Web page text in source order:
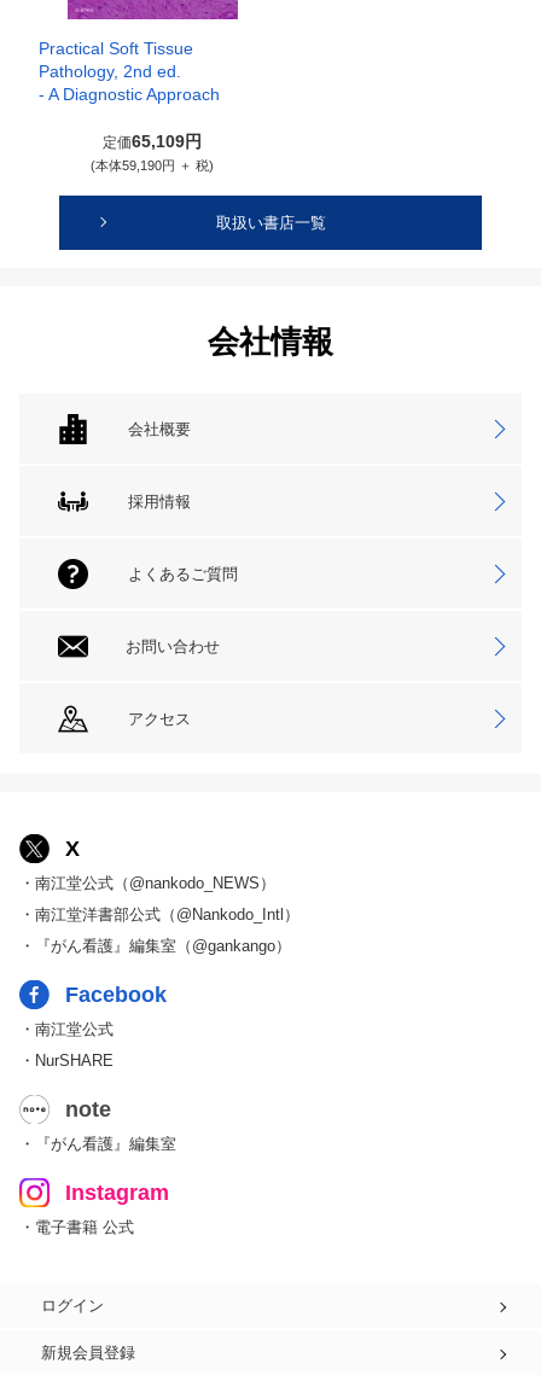
Practical Soft Tissue
Pathology, 2nd ed.
- A Diagnostic Approach
定価65,109円
(本体59,190円 ＋ 税)
取扱い書店一覧
会社情報
会社概要
採用情報
よくあるご質問
お問い合わせ
アクセス
X
・南江堂公式（@nankodo_NEWS）
・南江堂洋書部公式（@Nankodo_Intl）
・『がん看護』編集室（@gankango）
Facebook
・南江堂公式
・NurSHARE
note
・『がん看護』編集室
Instagram
・電子書籍 公式
ログイン
新規会員登録